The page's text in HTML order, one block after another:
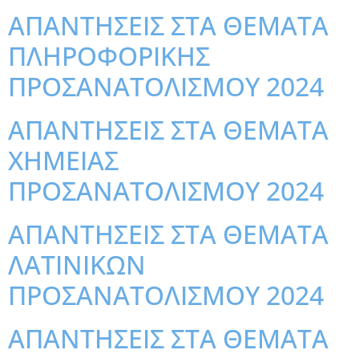
ΑΠΑΝΤΗΣΕΙΣ ΣΤΑ ΘΕΜΑΤΑ
ΠΛΗΡΟΦΟΡΙΚΗΣ
ΠΡΟΣΑΝΑΤΟΛΙΣΜΟΥ 2024
ΑΠΑΝΤΗΣΕΙΣ ΣΤΑ ΘΕΜΑΤΑ
ΧΗΜΕΙΑΣ
ΠΡΟΣΑΝΑΤΟΛΙΣΜΟΥ 2024
ΑΠΑΝΤΗΣΕΙΣ ΣΤΑ ΘΕΜΑΤΑ
ΛΑΤΙΝΙΚΩΝ
ΠΡΟΣΑΝΑΤΟΛΙΣΜΟΥ 2024
ΑΠΑΝΤΗΣΕΙΣ ΣΤΑ ΘΕΜΑΤΑ